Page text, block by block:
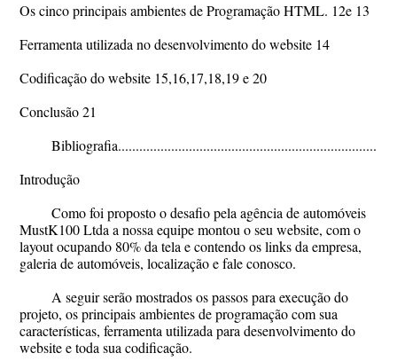
Os cinco principais ambientes de Programação HTML. 12e 13
Ferramenta utilizada no desenvolvimento do website 14
Codificação do website 15,16,17,18,19 e 20
Conclusão 21
Introdução
Como foi proposto o desafio pela agência de automóveis
MustK100 Ltda a nossa equipe montou o seu website, com o
layout ocupando 80% da tela e contendo os links da empresa,
galeria de automóveis, localização e fale conosco.
A seguir serão mostrados os passos para execução do
projeto, os principais ambientes de programação com sua
características, ferramenta utilizada para desenvolvimento do
website e toda sua codificação.